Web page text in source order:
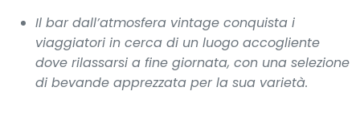
Il bar dall’atmosfera vintage conquista i
viaggiatori in cerca di un luogo accogliente
dove rilassarsi a fine giornata, con una selezione
di bevande apprezzata per la sua varietà.